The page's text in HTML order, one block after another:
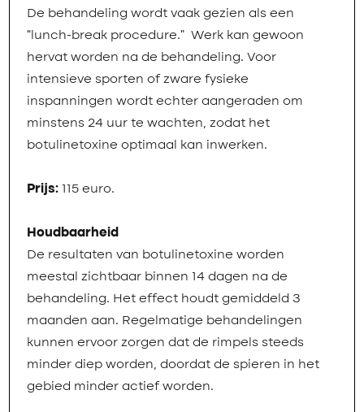
De behandeling wordt vaak gezien als een
“lunch-break procedure.” Werk kan gewoon
hervat worden na de behandeling. Voor
intensieve sporten of zware fysieke
inspanningen wordt echter aangeraden om
minstens 24 uur te wachten, zodat het
botulinetoxine optimaal kan inwerken.
Prijs: 115 euro.
Houdbaarheid
De resultaten van botulinetoxine worden
meestal zichtbaar binnen 14 dagen na de
behandeling. Het effect houdt gemiddeld 3
maanden aan. Regelmatige behandelingen
kunnen ervoor zorgen dat de rimpels steeds
minder diep worden, doordat de spieren in het
gebied minder actief worden.